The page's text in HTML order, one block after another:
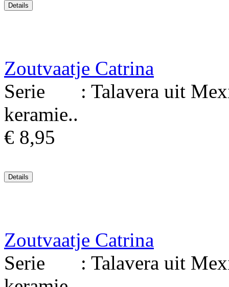
Zoutvaatje Catrina
Serie : Talavera uit
keramie..
€ 8,95
Zoutvaatje Catrina
Serie : Talavera uit